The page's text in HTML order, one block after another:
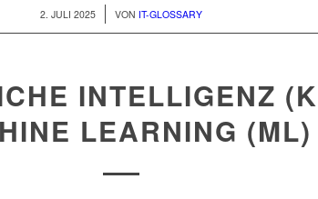
2. JULI 2025 VON IT-GLOSSARY
INTELLIGENZ
LEARNING (ML)